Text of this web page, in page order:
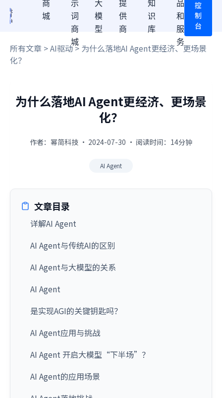
商
城
示
词
商
城
大
模
型
提
供
商
知
识
库
品
和
服
务
控
制
台
所有文章 >AI驱动> 为什么落地AI Agent更经济、更场景
化？
为什么落地AI Agent更经济、更场景
化？
作者：幂简科技 · 2024-07-30 · 阅读时间：14分钟
AI Agent
文章目录
详解AI Agent
AI Agent与传统AI的区别
AI Agent与大模型的关系
AI Agent
是实现AGI的关键钥匙吗？
AI Agent应用与挑战
AI Agent 开启大模型“下半场”？
AI Agent的应用场景